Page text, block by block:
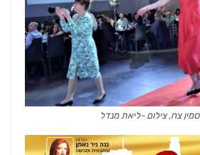
צח, צילום -ליאת מנדל